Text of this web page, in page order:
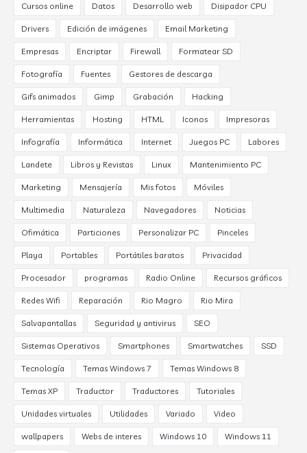
Cursos online Datos Desarrollo web Disipador CPU
Drivers Edición de imágenes Email Marketing
Empresas Encriptar Firewall Formatear SD
Fotografía Fuentes Gestores de descarga
Gifs animados Gimp Grabación Hacking
Herramientas Hosting HTML Iconos Impresoras
Infografía Informática Internet Juegos PC Labores
Landete Libros y Revistas Linux Mantenimiento PC
Marketing Mensajería Mis fotos Móviles
Multimedia Naturaleza Navegadores Noticias
Ofimática Particiones Personalizar PC Pinceles
Playa Portables Portátiles baratos Privacidad
Procesador programas Radio Online Recursos gráficos
Redes Wifi Reparación Rio Magro Rio Mira
Salvapantallas Seguridad y antivirus SEO
Sistemas Operativos Smartphones Smartwatches SSD
Tecnología Temas Windows 7 Temas Windows 8
Temas XP Traductor Traductores Tutoriales
Unidades virtuales Utilidades Variado Video
wallpapers Webs de interes Windows 10 Windows 11